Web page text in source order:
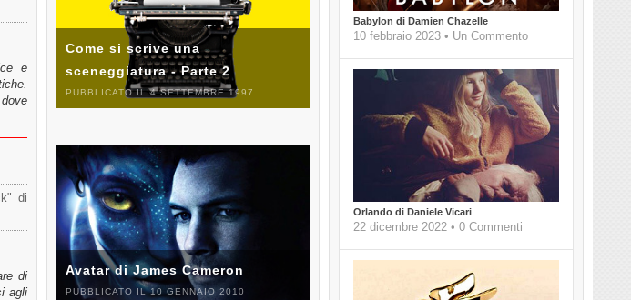
e
di
di
agli
Babylon di Damien Chazelle
10 febbraio 2023 • Un Commento
Orlando di Daniele Vicari
22 dicembre 2022 • 0 Commenti
Come si scrive una
sceneggiatura - Parte 2
PUBBLICATO IL 4 SETTEMBRE 1997
Avatar di James Cameron
PUBBLICATO IL 10 GENNAIO 2010